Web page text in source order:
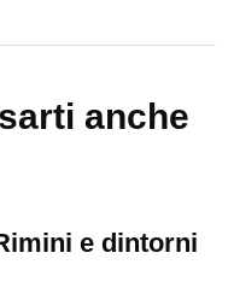
anche
e dintorni